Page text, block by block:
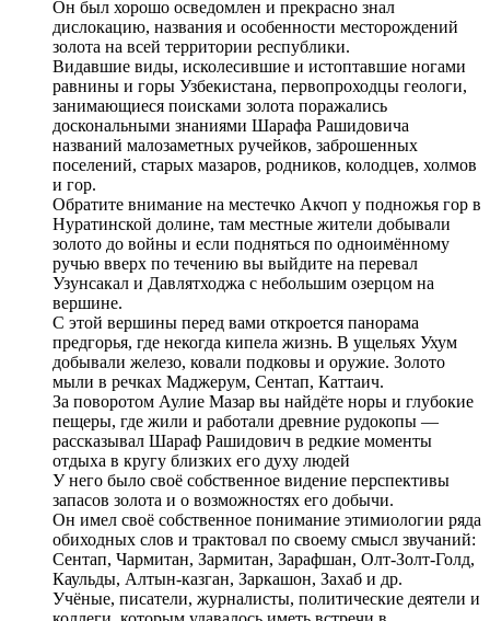
Он был хорошо осведомлен и прекрасно знал
дислокацию, названия и особенности месторождений
золота на всей территории республики.
Видавшие виды, исколесившие и истоптавшие ногами
равнины и горы Узбекистана, первопроходцы геологи,
занимающиеся поисками золота поражались
доскональными знаниями Шарафа Рашидовича
названий малозаметных ручейков, заброшенных
поселений, старых мазаров, родников, колодцев, холмов
и гор.
Обратите внимание на местечко Акчоп у подножья гор в
Нуратинской долине, там местные жители добывали
золото до войны и если подняться по одноимённому
ручью вверх по течению вы выйдите на перевал
Узунсакал и Давлятходжа с небольшим озерцом на
вершине.
С этой вершины перед вами откроется панорама
предгорья, где некогда кипела жизнь. В ущельях Ухум
добывали железо, ковали подковы и оружие. Золото
мыли в речках Маджерум, Сентап, Каттаич.
За поворотом Аулие Мазар вы найдёте норы и глубокие
пещеры, где жили и работали древние рудокопы —
рассказывал Шараф Рашидович в редкие моменты
отдыха в кругу близких его духу людей
У него было своё собственное видение перспективы
запасов золота и о возможностях его добычи.
Он имел своё собственное понимание этимиологии ряда
обиходных слов и трактовал по своему смысл звучаний:
Сентап, Чармитан, Зармитан, Зарафшан, Олт-Золт-Голд,
Каульды, Алтын-казган, Заркашон, Захаб и др.
Учёные, писатели, журналисты, политические деятели и